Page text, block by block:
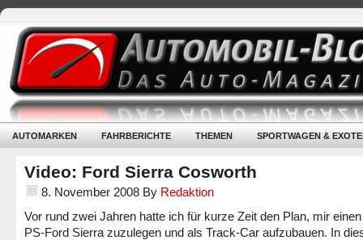
AUTOMARKEN FAHRBERICHTE THEMEN SPORTWAGEN &
Video: Ford Sierra Cosworth
8. November 2008 By Redaktion
Vor rund zwei Jahren hatte ich für kurze Zeit den Plan, mir
PS-Ford Sierra zuzulegen und als Track-Car aufzubauen. In